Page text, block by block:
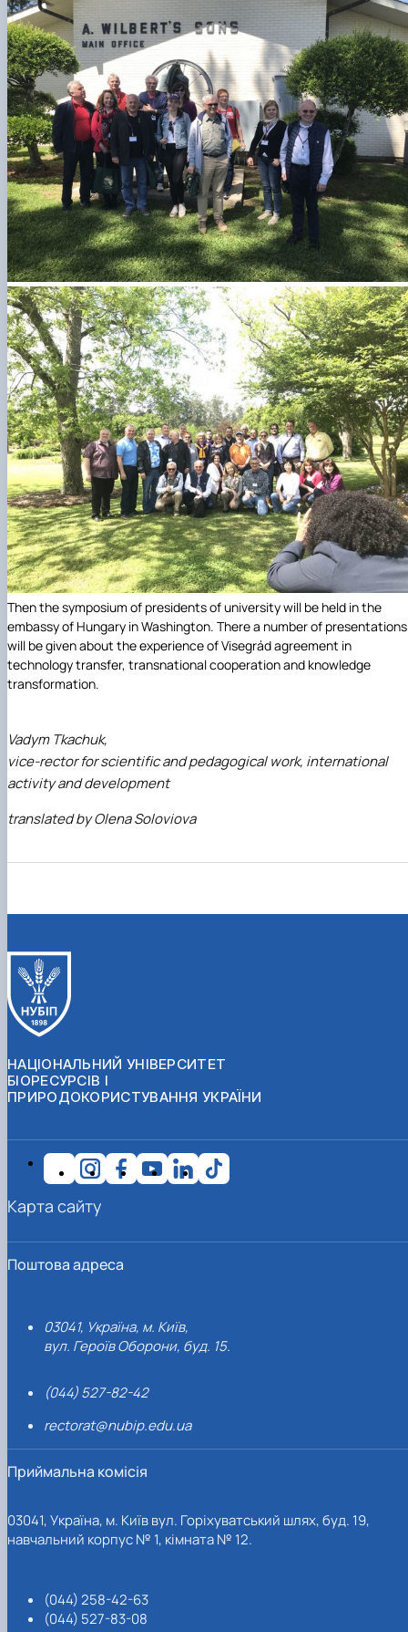
Then the symposium of presidents of university will be held in the
embassy of Hungary in Washington. There a number of presentations
will be given about the experience of Visegrád agreement in
technology transfer, transnational cooperation and knowledge
transformation.
Vadym Tkachuk,
vice-rector for scientific and pedagogical work, international
activity and development
translated by Olena Soloviova
НАЦІОНАЛЬНИЙ УНІВЕРСИТЕТ
БІОРЕСУРСІВ І
ПРИРОДОКОРИСТУВАННЯ УКРАЇНИ
Поштова адреса
03041, Україна, м. Київ,
вул. Героїв Оборони, буд. 15.
(044) 527-82-42
rectorat@nubip.edu.ua
Приймальна комісія
03041, Україна, м. Київ вул. Горіхуватський шлях, буд. 19,
навчальний корпус № 1, кімната № 12.
(044) 258-42-63
(044) 527-83-08
Карта сайту